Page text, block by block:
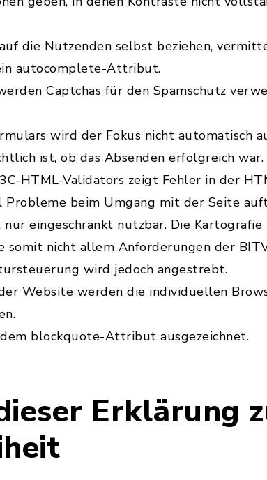
die Nutzenden selbst beziehen,
autocomplete-Attribut.
Captchas für den Spamschutz
wird der Fokus nicht automatisch
ist, ob das Absenden erfolgreich war.
HTML-Validators zeigt Fehler in der
Probleme beim Umgang mit der Seite
eingeschränkt nutzbar. Die Kartografie
nicht allem Anforderungen der
wird jedoch angestrebt.
Website werden die individuellen
blockquote-Attribut ausgezeichnet.
Erklärung